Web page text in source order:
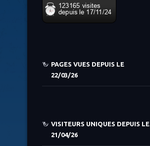
PAGES VUES DEPUIS LE
22/03/26
VISITEURS UNIQUES DEPUIS LE
21/04/26